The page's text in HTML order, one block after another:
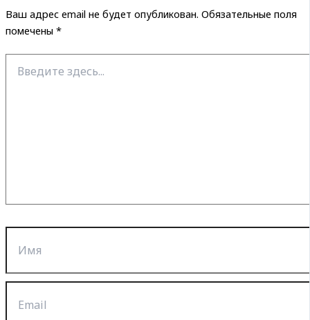
Ваш адрес email не будет опубликован. Обязательные поля
помечены *
здесь...
Имя
Email